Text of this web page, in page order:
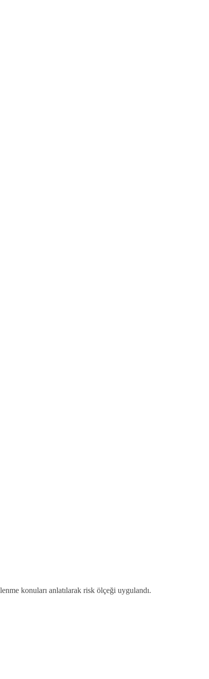
konuları anlatılarak risk ölçeği uygulandı.